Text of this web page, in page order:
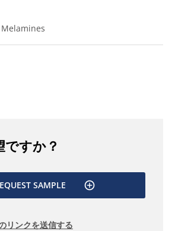
すか？
SAMPLE
リンクを送信する